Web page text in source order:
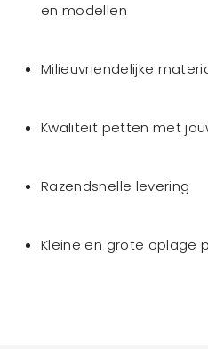
en modellen
Milieuvriendelijke
Kwaliteit petten met
Razendsnelle levering
Kleine en grote oplage